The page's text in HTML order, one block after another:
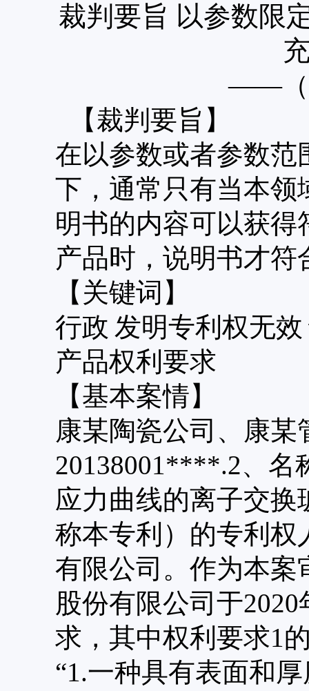
裁判要旨 以参数限
——（
【裁判要旨】
在以参数或者参数范
下，通常只有当本领
明书的内容可以获
产品时，说明书才
【关键词】
行政 发明专利权无效
产品权利要求
【基本案情】
康某陶瓷公司、康
20138001****.2、名
应力曲线的离子交换
称本专利）的专利权
有限公司。作为本案
股份有限公司于
求，其中权利要求1
“1.一种具有表面和